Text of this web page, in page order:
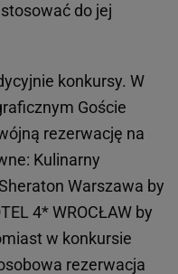
do jej
konkursy. W
Goście
rezerwację na
Kulinarny
Warszawa by
4* WROCŁAW by
w konkursie
rezerwacja